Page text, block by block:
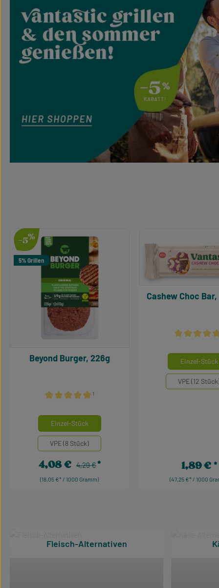
Produktgalerie überspringen
-5%
5% Grillen
¹
Beyond Burger, 226g
Mengeneinheiten
Einzel-Stück
VPE (8 Stück)
(18,05 €* / 1000 Gramm)
Verkaufspreis:
4,08 € Regulärer Preis:
4,29 €
Cashew Choc
Einzel-Stück
VPE (12
(47,25 €* / 1000
Regulärer
1,89 €
Fleisch-Alternativen